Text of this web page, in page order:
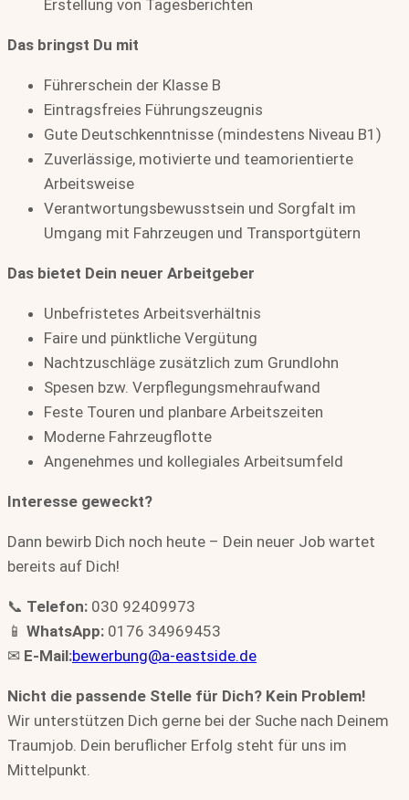
Erstellung von Tagesberichten
Das bringst Du mit
Führerschein der Klasse B
Eintragsfreies Führungszeugnis
Gute Deutschkenntnisse (mindestens Niveau B1)
Zuverlässige, motivierte und teamorientierte
Arbeitsweise
Verantwortungsbewusstsein und Sorgfalt im
Umgang mit Fahrzeugen und Transportgütern
Das bietet Dein neuer Arbeitgeber
Unbefristetes Arbeitsverhältnis
Faire und pünktliche Vergütung
Nachtzuschläge zusätzlich zum Grundlohn
Spesen bzw. Verpflegungsmehraufwand
Feste Touren und planbare Arbeitszeiten
Moderne Fahrzeugflotte
Angenehmes und kollegiales Arbeitsumfeld
Interesse geweckt?
Dann bewirb Dich noch heute – Dein neuer Job wartet
bereits auf Dich!
📞 Telefon: 030 92409973
📱 WhatsApp: 0176 34969453
✉ E-Mail:bewerbung@a-eastside.de
Nicht die passende Stelle für Dich? Kein Problem!
Wir unterstützen Dich gerne bei der Suche nach Deinem
Traumjob. Dein beruflicher Erfolg steht für uns im
Mittelpunkt.